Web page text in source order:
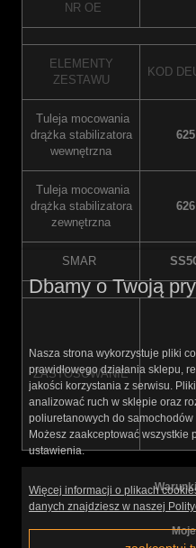
NR OE
ELEMENTY
ZESTAWU
KOD
Tuleja mocowania
drążka stabilizatora
wewnętrzna
625
Tuleja mocowania
drążka stabilizatora
zewnętrzna
626
SMAR
ZASTOSOWANIE
Dbamy o Twoją
Nasza strona wykorzystuje pliki
prawidłowego działania sklepu,
jakości korzystania z serwisu.
analizować ruch w sklepie oraz
poliuretanowych do samochodów
Możesz zaakceptować
ustawienia.
Więcej informacji o plikach
danych znajdziesz w naszej